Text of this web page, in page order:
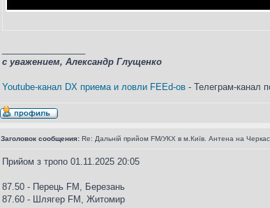
с уважением, Александр Глущенко
Youtube-канал DX приема и ловли FEEd-ов - Телеграм-канал
Заголовок сообщения: Re: Дальній прийом FM/УКХ в м.Київ. Антена на
Прийом з тропо 01.11.2025 20:05
87.50 - Перець FM, Березань
87.60 - Шлягер FM, Житомир